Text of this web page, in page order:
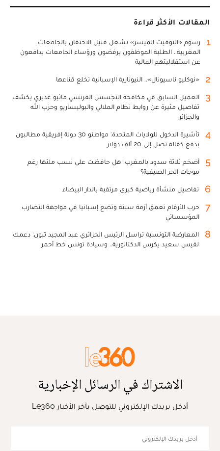
المقالات الأكثر قراءة
1
رسوم «التوقيت الميسر» تشعل فتيل الاحتقان بالجامعات
المغربية.. الطلبة الموظفون يرفضون ورؤساء الجامعات يدافعون
عن استقلاليتهم المالية
2 «نوكليو ناسيونال».. النيونازية الإسبانية تخلع قناعها
3
العميل السابق في مكافحة التجسس الفرنسي ماثيو غديري يكشف
تفاصيل مثيرة عن روابط نظام الملالي والبوليساريو وحزب الله
والجزائر
4
تأشيرة الدخول للولايات المتحدة: مواطنو 30 دولة إفريقية مطالبون
بدفع كفالة تصل إلى 20 ألف دولار
5
أضخم ثلاثة سدود بالمغرب: هل حافظت على نسب ملئها رغم
موجات الحر الصيفية؟
6 تفاصيل منشأة رياضية كبرى مرتقبة بالدار البيضاء
7
حرب الأرقام تعمق أزمة سبتة وتضع إسبانيا في مواجهة التضارب
المؤسساتي
8
المعارضة التونسية تراسل الرئيس الجزائري عبد المجيد تبون: دعمك
لقيس سعيد يكرس الدكتاتورية.. وسيادة تونس خط أحمر
الاشتراك في الرسائل الإخبارية
أدخل بريدك الإلكتروني للتوصل بآخر الأخبار Le360